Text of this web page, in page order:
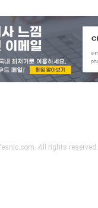
All rights reserved.